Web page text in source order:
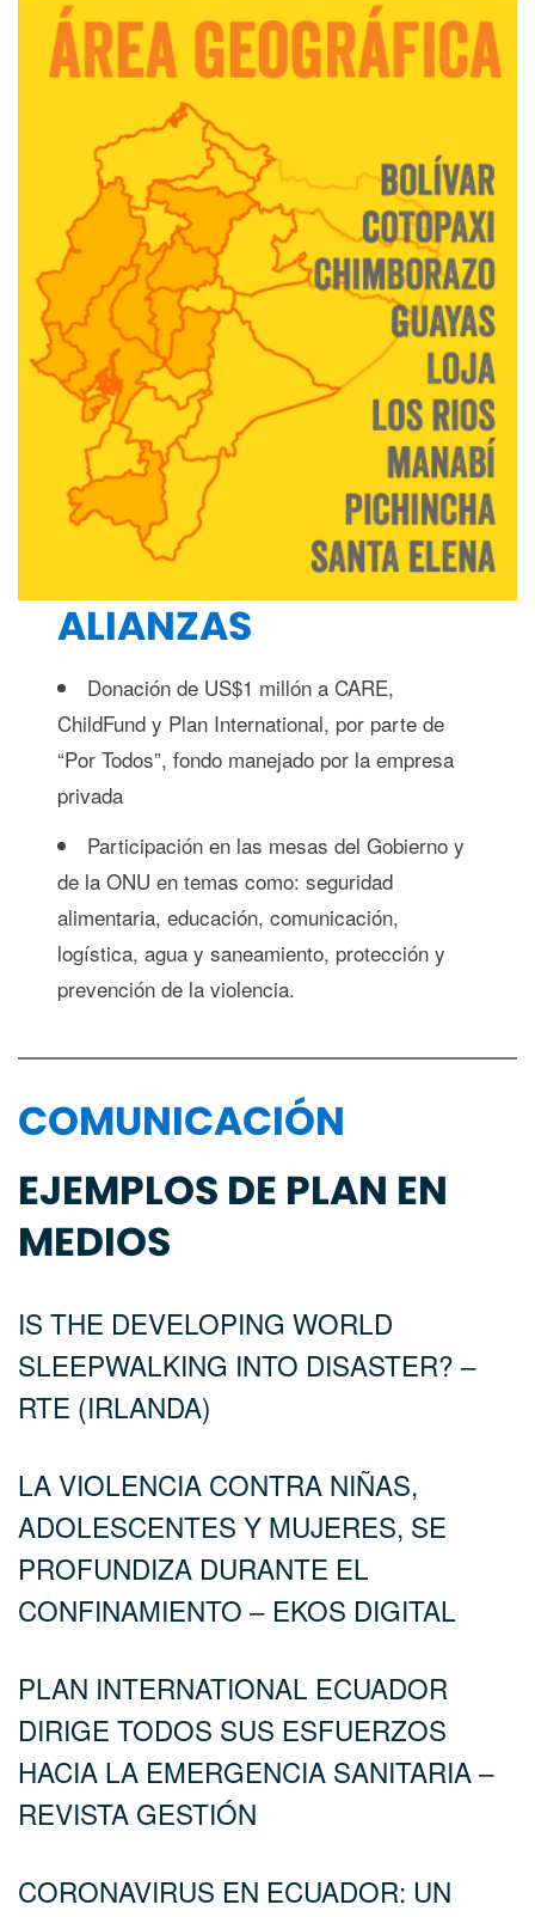
ALIANZAS
Donación de US$1 millón a CARE,
ChildFund y Plan International, por parte de
“Por Todos”, fondo manejado por la empresa
privada
Participación en las mesas del Gobierno y
de la ONU en temas como: seguridad
alimentaria, educación, comunicación,
logística, agua y saneamiento, protección y
prevención de la violencia.
COMUNICACIÓN
EJEMPLOS DE PLAN EN
MEDIOS
IS THE DEVELOPING WORLD
SLEEPWALKING INTO DISASTER? –
RTE (IRLANDA)
LA VIOLENCIA CONTRA NIÑAS,
ADOLESCENTES Y MUJERES, SE
PROFUNDIZA DURANTE EL
CONFINAMIENTO – EKOS DIGITAL
PLAN INTERNATIONAL ECUADOR
DIRIGE TODOS SUS ESFUERZOS
HACIA LA EMERGENCIA SANITARIA –
REVISTA GESTIÓN
CORONAVIRUS EN ECUADOR: UN